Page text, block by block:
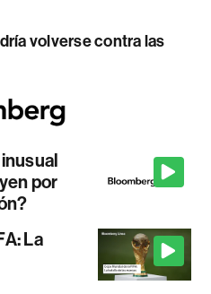
volverse contra las
por
La